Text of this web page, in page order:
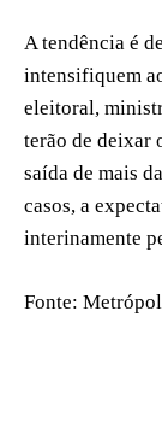
A tendência é
intensifiquem
eleitoral,
terão de deixar
saída de mais
casos, a
interinamente
Fonte: